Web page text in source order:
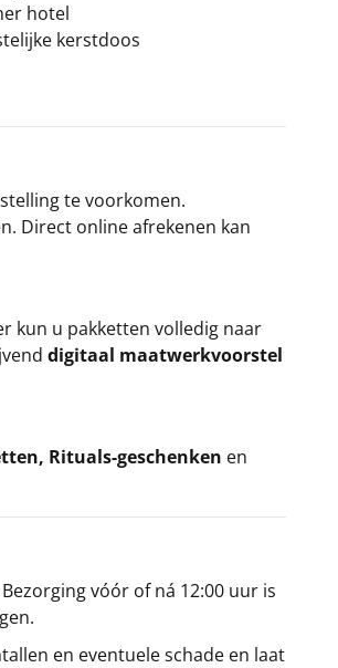
hotel
kerstdoos
te voorkomen.
Direct online afrekenen kan
kun u pakketten volledig naar
digitaal maatwerkvoorstel
, Rituals-geschenken en
vóór of ná 12:00 uur is
en eventuele schade en laat